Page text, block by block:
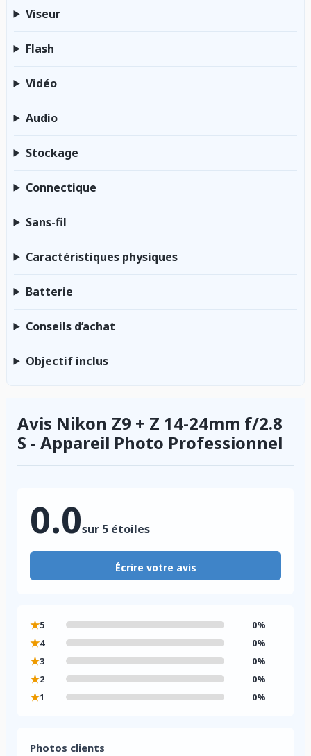
Viseur
Flash
Vidéo
Audio
Stockage
Connectique
Sans-fil
Caractéristiques physiques
Batterie
Conseils d’achat
Objectif inclus
Avis Nikon Z9 + Z 14-24mm f/2.8
S - Appareil Photo Professionnel
0.0sur 5 étoiles
Écrire votre avis
★5 0%
★4 0%
★3 0%
★2 0%
★1 0%
Photos clients